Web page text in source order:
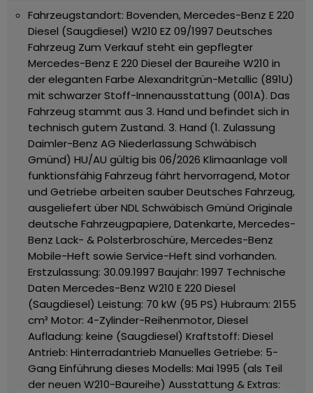
Fahrzeugstandort: Bovenden,Mercedes-Benz E 220
Diesel (Saugdiesel) W210 EZ 09/1997 Deutsches
Fahrzeug Zum Verkauf steht ein gepflegter
Mercedes-Benz E 220 Diesel der Baureihe W210 in
der eleganten Farbe Alexandritgrün-Metallic (891U)
mit schwarzer Stoff-Innenausstattung (001A). Das
Fahrzeug stammt aus 3. Hand und befindet sich in
technisch gutem Zustand. 3. Hand (1. Zulassung
Daimler-Benz AG Niederlassung Schwäbisch
Gmünd) HU/AU gültig bis 06/2026 Klimaanlage voll
funktionsfähig Fahrzeug fährt hervorragend, Motor
und Getriebe arbeiten sauberDeutsches Fahrzeug,
ausgeliefert über NDL Schwäbisch Gmünd Originale
deutsche Fahrzeugpapiere, Datenkarte, Mercedes-
Benz Lack- & Polsterbroschüre, Mercedes-Benz
Mobile-Heft sowie Service-Heft sind vorhanden.
Erstzulassung: 30.09.1997 Baujahr: 1997 Technische
Daten Mercedes-Benz W210 E 220 Diesel
(Saugdiesel) Leistung: 70 kW (95 PS) Hubraum: 2155
cm³ Motor: 4-Zylinder-Reihenmotor, Diesel
Aufladung: keine (Saugdiesel) Kraftstoff: Diesel
Antrieb: Hinterradantrieb Manuelles Getriebe: 5-
Gang Einführung dieses Modells: Mai 1995 (als Teil
der neuen W210-Baureihe) Ausstattung & Extras: